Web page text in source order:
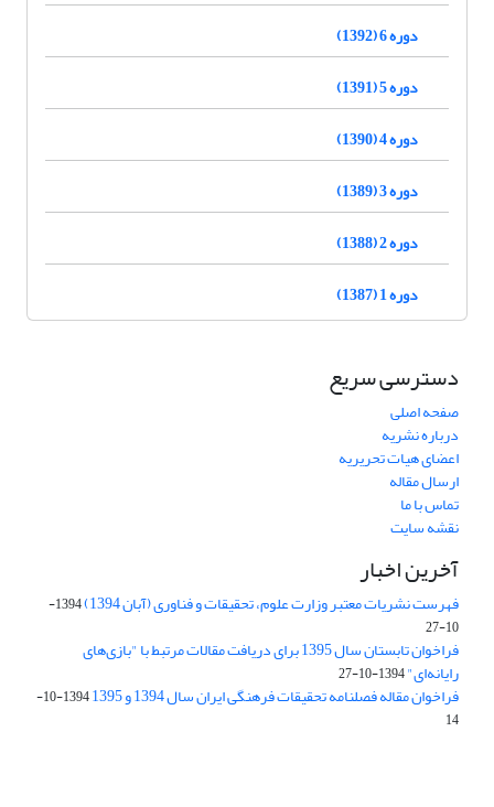
دوره 6 (1392)
دوره 5 (1391)
دوره 4 (1390)
دوره 3 (1389)
دوره 2 (1388)
دوره 1 (1387)
دسترسی سریع
صفحه اصلی
درباره نشریه
اعضای هیات تحریریه
ارسال مقاله
تماس با ما
نقشه سایت
آخرین اخبار
فهرست نشریات معتبر وزارت علوم، تحقیقات و فناوری (آبان 1394)
1394-
10-27
فراخوان تابستان سال 1395 برای دریافت مقالات مرتبط با "بازی‌های
رایانه‌ای"1394-10-27
فراخوان مقاله فصلنامه تحقیقات فرهنگی ایران سال 1394 و 1395
1394-10-
14